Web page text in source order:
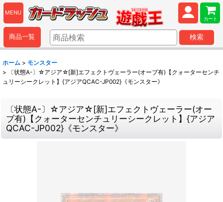
MENU
カート
商品一覧 検索
ホーム > モンスター
>
〔状態A-〕☆アジア☆[新]エフェクトヴェーラー(オーブ有)【クォーターセンチ
ュリーシークレット】{アジアQCAC-JP002}《モンスター》
〔状態A-〕☆アジア☆[新]エフェクトヴェーラー(オー
ブ有)【クォーターセンチュリーシークレット】{アジア
QCAC-JP002}《モンスター》